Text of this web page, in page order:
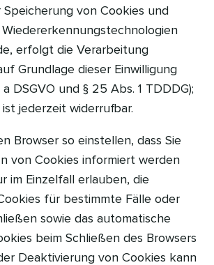
Speicherung von Cookies und
erfolgt die Verarbeitung
Grundlage dieser Einwilligung
DSGVO und § 25 Abs. 1 TDDDG);
jederzeit widerrufbar.
Browser so einstellen, dass Sie
von Cookies informiert werden
im Einzelfall erlauben, die
für bestimmte Fälle oder
sowie das automatische
beim Schließen des Browsers
Deaktivierung von Cookies kann